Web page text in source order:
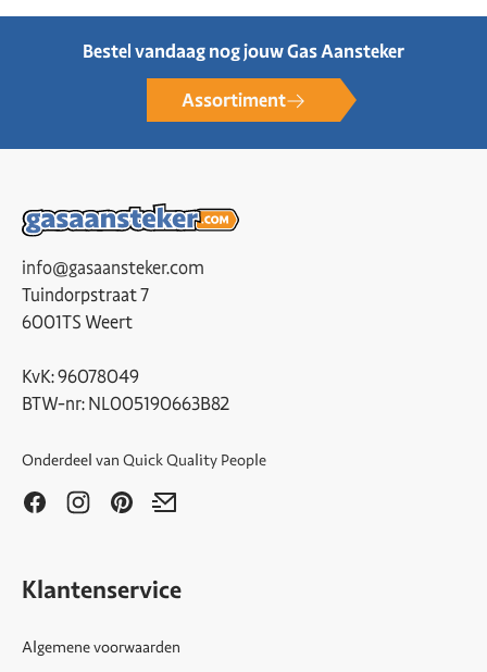
Bestel vandaag nog jouw Gas Aansteker
Assortiment
info@gasaansteker.com
Tuindorpstraat 7
6001TS Weert
KvK: 96078049
BTW-nr: NL005190663B82
Onderdeel van Quick Quality People
Klantenservice
Algemene voorwaarden